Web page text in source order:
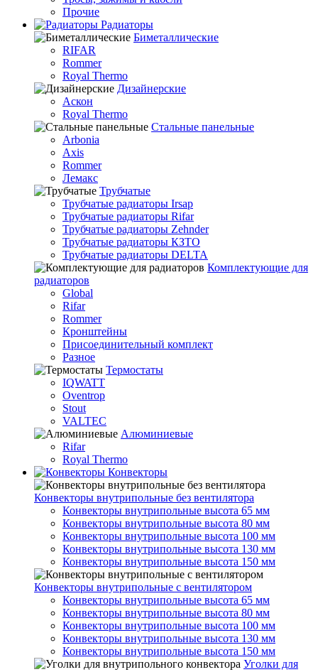
Прочие
Радиаторы
Биметаллические
RIFAR
Rommer
Royal Thermo
Дизайнерские
Аскон
Royal Thermo
Стальные панельные
Arbonia
Axis
Rommer
Лемакс
Трубчатые
Трубчатые радиаторы Irsap
Трубчатые радиаторы Rifar
Трубчатые радиаторы Zehnder
Трубчатые радиаторы КЗТО
Трубчатые радиаторы DELTA
Комплектующие для
радиаторов
Global
Rifar
Rommer
Кронштейны
Присоединительный комплект
Разное
Термостаты
IQWATT
Oventrop
Stout
VALTEC
Алюминиевые
Rifar
Royal Thermo
Конвекторы
Конвекторы внутрипольные без вентилятора
Конвекторы внутрипольные высота 65 мм
Конвекторы внутрипольные высота 80 мм
Конвекторы внутрипольные высота 100 мм
Конвекторы внутрипольные высота 130 мм
Конвекторы внутрипольные высота 150 мм
Конвекторы внутрипольные с вентилятором
Конвекторы внутрипольные высота 65 мм
Конвекторы внутрипольные высота 80 мм
Конвекторы внутрипольные высота 100 мм
Конвекторы внутрипольные высота 130 мм
Конвекторы внутрипольные высота 150 мм
Уголки для